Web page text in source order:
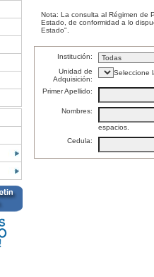
Nota: La consulta al Régimen de
Estado, de conformidad a lo
Estado".
Institución:
Unidad de
Adquisición:
Seleccione
Primer Apellido:
Nombres:
espacios.
Cedula: